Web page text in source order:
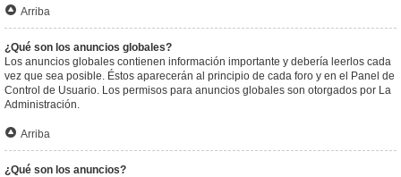
Arriba
¿Qué son los anuncios globales?
Los anuncios globales contienen información importante y debería leerlos cada
vez que sea posible. Éstos aparecerán al principio de cada foro y en el Panel de
Control de Usuario. Los permisos para anuncios globales son otorgados por La
Administración.
Arriba
¿Qué son los anuncios?